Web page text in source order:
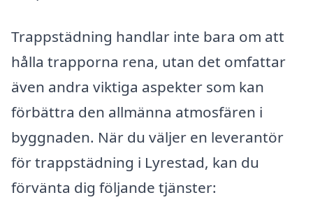
Trappstädning handlar inte bara om att
hålla trapporna rena, utan det omfattar
även andra viktiga aspekter som kan
förbättra den allmänna atmosfären i
byggnaden. När du väljer en leverantör
för trappstädning i Lyrestad, kan du
förvänta dig följande tjänster: